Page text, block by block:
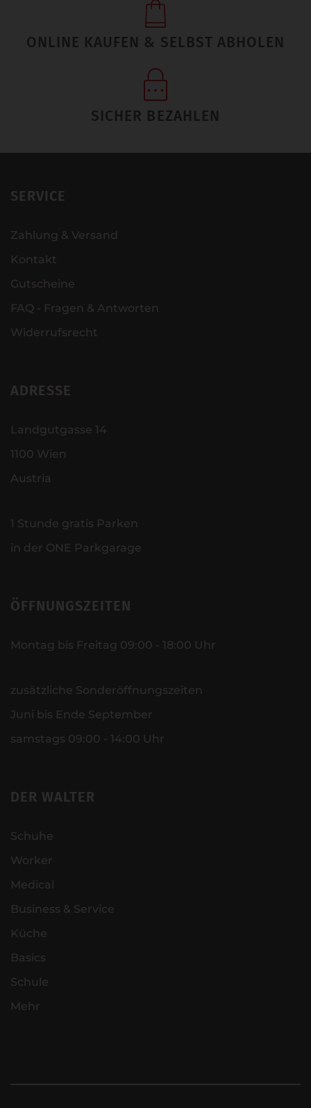
ONLINE KAUFEN & SELBST ABHOLEN
SICHER BEZAHLEN
SERVICE
Zahlung & Versand
Kontakt
Gutscheine
FAQ - Fragen & Antworten
Widerrufsrecht
ADRESSE
Landgutgasse 14
1100 Wien
Austria
1 Stunde gratis Parken
in der ONE Parkgarage
ÖFFNUNGSZEITEN
Montag bis Freitag 09:00 - 18:00 Uhr
zusätzliche Sonderöffnungszeiten
Juni bis Ende September
samstags 09:00 - 14:00 Uhr
DER WALTER
Schuhe
Worker
Medical
Business & Service
Küche
Basics
Schule
Mehr